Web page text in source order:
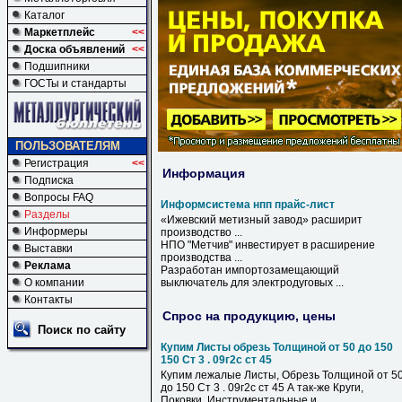
Каталог
Маркетплейс
<<
Доска объявлений <<
Подшипники
ГОСТы и стандарты
ПОЛЬЗОВАТЕЛЯМ
Регистрация
<<
Подписка
Вопросы FAQ
Разделы
Информеры
Выставки
Реклама
О компании
Контакты
Поиск по сайту
Информация
Информсистема нпп прайс-лист
«Ижевский метизный завод» расширит
производство ...
НПО "Метчив" инвестирует в расширение
производства ...
Разработан импортозамещающий
выключатель для электродуговых ...
Спрос на продукцию, цены
Купим Листы обрезь Толщиной от 50 до 150
150 Ст 3 . 09г2с ст 45
Купим лежалые Листы, Обрезь Толщиной от
до 150 Ст 3 . 09г2с ст 45 А так-же Круги,